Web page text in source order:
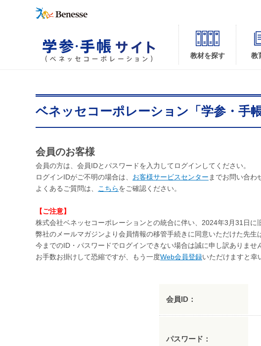
教材を探す 教
ベネッセコーポレーション「学参・手
会員のお客様
会員の方は、会員IDとパスワードを入力してログインしてください。
ログインIDがご不明の場合は、 お客様サービスセンター までお問い合わ
よくあるご質問は、
こちらをご確認ください。
【ご注意】
株式会社ベネッセコーポレーションとの統合に伴い、2024年3月31日に
弊社のメールマガジンより会員情報の移管手続きに同意いただけた先
今までのID・パスワードでログインできない場合は誠に申し訳ありませ
お手数お掛けして恐縮ですが、もう一度Web会員登録いただけますと幸
会員ID：
パスワード：